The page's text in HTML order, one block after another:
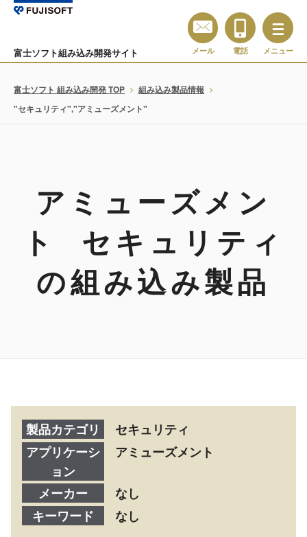
富士ソフト組み込み開発サイト メール 電話 メニュー
富士ソフト 組み込み開発 TOP
組み込み製品情報
"セキュリティ","アミューズメント"
アミューズメン
ト セキュリティ
の組み込み製品
製品カテゴリ
セキュリティ
アプリケーシ
ョン
アミューズメント
メーカー
なし
キーワード
なし